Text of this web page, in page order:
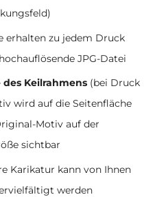
erhalten zu jedem Druck
JPG-Datei
Keilrahmens (bei Druck
wird auf die Seitenfläche
Motiv auf der
sichtbar
Karikatur kann von Ihnen
werden